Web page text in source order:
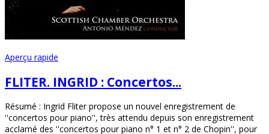
Aperçu rapide
FLITER. INGRID : Concertos...
Résumé : Ingrid Fliter propose un nouvel enregistrement de
''concertos pour piano'', très attendu depuis son enregistrement
acclamé des ''concertos pour piano n° 1 et n° 2 de Chopin'', pour